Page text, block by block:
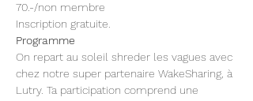
70.-/non membre
Inscription gratuite.
Programme
On repart au soleil shreder les vagues avec
chez notre super partenaire WakeSharing, à
Lutry. Ta participation comprend une